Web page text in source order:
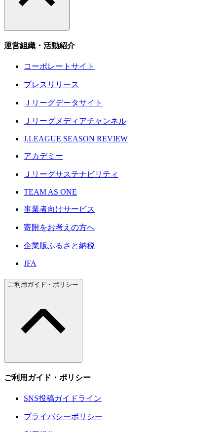
運営組織・活動紹介
コーポレートサイト
プレスリリース
Ｊリーグデータサイト
Ｊリーグメディアチャンネル
J.LEAGUE SEASON REVIEW
アカデミー
Ｊリーグサステナビリティ
TEAM AS ONE
事業者向けサービス
寄附をお考えの方へ
企業版ふるさと納税
JFA
ご利用ガイド・ポリシー
ご利用ガイド・ポリシー
SNS投稿ガイドライン
プライバシーポリシー